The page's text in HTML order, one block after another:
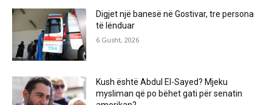
Digjet një banesë në Gostivar, tre persona
të lënduar
6 Gusht, 2026
Kush është Abdul El-Sayed? Mjeku
mysliman që po bëhet gati për senatin